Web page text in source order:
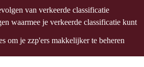
van verkeerde classificatie
waarmee je verkeerde classificatie kunt
om je zzp'ers makkelijker te beheren